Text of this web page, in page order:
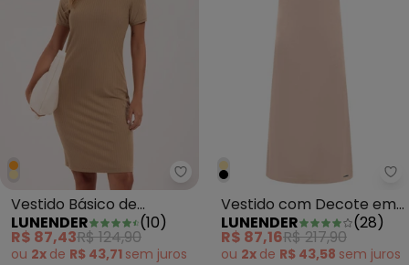
Lunender - Vestido Básico de
Vestido Básico de
Mangas Curtas Canelada
Bege
LUNENDER (10)
R$ 87,43R$ 124,90
ou 2x de R$ 43,71 sem juros
Vestido com Decote em
V Midi Chá Tricô Bege
LUNENDER (28)
R$ 87,16R$ 217,90
ou 2x de R$ 43,58 sem juros